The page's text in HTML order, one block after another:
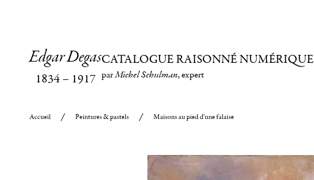
Edgar Degas
1834– 1917
CATALOGUE RAISONNÉ NUMÉRIQUE
parMichel Schulman, expert
Accueil Peintures & pastels Maisons au pied d'une falaise